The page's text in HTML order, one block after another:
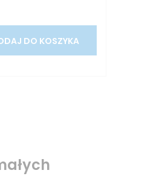
DO KOSZYKA